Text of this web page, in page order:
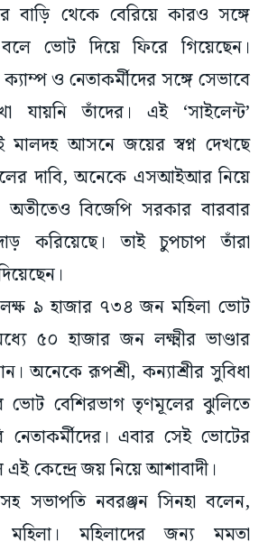
বাড়ি থেকে বেরিয়ে কারও সঙ্গে
ভোট দিয়ে ফিরে গিয়েছেন।
ও নেতাকর্মীদের সঙ্গে সেভাবে
যায়নি তাঁদের। এই ‘সাইলেন্ট’
মালদহ আসনে জয়ের স্বপ্ন দেখছে
দাবি, অনেকে এসআইআর নিয়ে
অতীতেও বিজেপি সরকার বারবার
করিয়েছে। তাই চুপচাপ তাঁরা
৯ হাজার ৭৩৪ জন মহিলা ভোট
৫০ হাজার জন লক্ষ্মীর ভাণ্ডার
অনেকে রূপশ্রী, কন্যাশ্রীর সুবিধা
ভোট বেশিরভাগ তৃণমূলের ঝুলিতে
নেতাকর্মীদের। এবার সেই ভোটের
কেন্দ্রে জয় নিয়ে আশাবাদী।
সভাপতি নবরঞ্জন সিনহা বলেন,
মহিলা। মহিলাদের জন্য মমতা